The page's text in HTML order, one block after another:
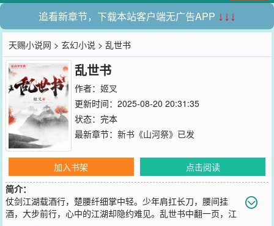
追看新章节，下载本站客户端无广告APP ↓↓↓
天赐小说网 >玄幻小说 > 乱世书
乱世书
作者： 姬叉
更新时间：2025-08-20 20:31:35
状态：完本
最新章节： 新书《山河祭》已发
加入书架
点击阅读
简介：
仗剑江湖载酒行，楚腰纤细掌中轻。少年肩扛长刀，腰间挂
酒，大步前行，心中的江湖却隐约难见。乱世书中翻一页，江